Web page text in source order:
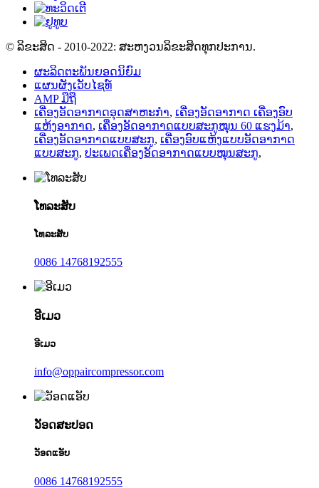
© ລິຂະສິດ - 2010-2022: ສະຫງວນລິຂະສິດທຸກປະການ.
ຜະລິດຕະພັນຍອດນິຍົມ
ແຜນຜັງເວັບໄຊທ໌
AMP ມືຖື
ເຄື່ອງອັດອາກາດອຸດສາຫະກຳ, ເຄື່ອງອັດອາກາດ ເຄື່ອງອົບ
ແຫ້ງອາກາດ, ເຄື່ອງອັດອາກາດແບບສະກູໝຸນ 60 ແຮງມ້າ,
ເຄື່ອງອັດອາກາດແບບສະກູ, ເຄື່ອງອົບແຫ້ງແບບອັດອາກາດ
ແບບສະກູ, ປະເພດເຄື່ອງອັດອາກາດແບບໝຸນສະກູ,
ໂທລະສັບ
ໂທລະສັບ
0086 14768192555
ອີເມວ
ອີເມວ
info@oppaircompressor.com
ວັອດສະປອດ
ວັອດແອັບ
0086 14768192555